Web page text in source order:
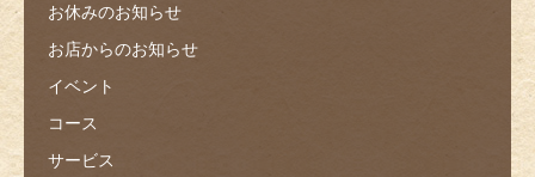
お休みのお知らせ
お店からのお知らせ
イベント
コース
サービス